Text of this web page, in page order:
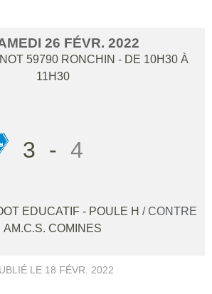
26 FÉVR. 2022
59790 RONCHIN - DE 10H30 À
11H30
3 - 4
EDUCATIF - POULE H / CONTRE
AM.C.S. COMINES
LE 18 FÉVR. 2022